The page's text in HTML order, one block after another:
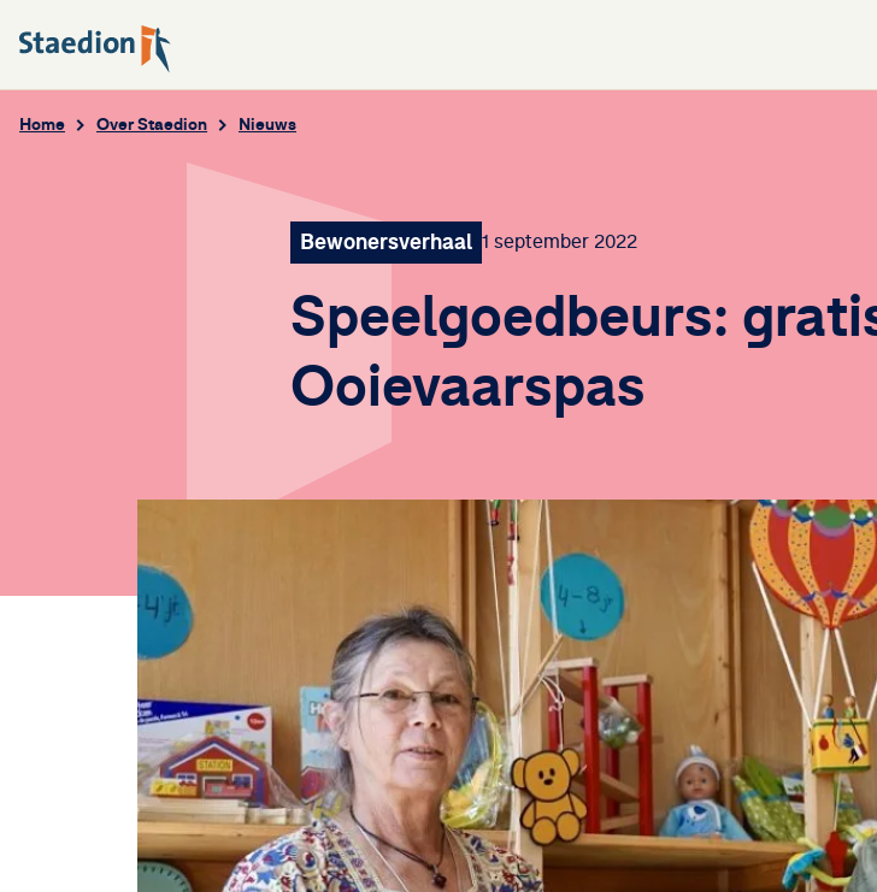
Home Over Staedion Nieuws
Bewonersverhaal 1 september 2022
Speelgoedbeurs:
Ooievaarspas